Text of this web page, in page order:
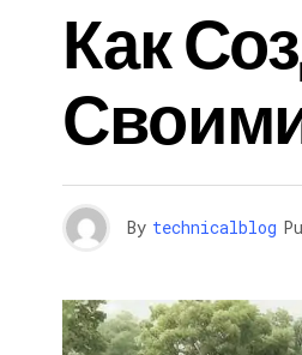
Как
By technicalblog